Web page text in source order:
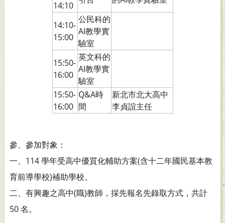
14:10
14:10-
15:00
公民科的
AI教學實
驗室
15:50-
16:00
英文科的
AI教學實
驗室
15:50-
16:00
Q&A時
間
新北市北大高中
李貞誼主任
參、參加對象：
一、114 學年受高中優質化輔助方案(含十二年國民基本教
育前導學校)補助學校。
二、有興趣之高中(職)教師，採先報名先錄取方式，共計
50 名。